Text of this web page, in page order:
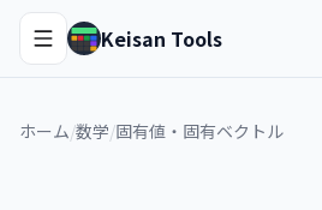
Keisan Tools
ホーム/数学/固有値・固有ベクトル